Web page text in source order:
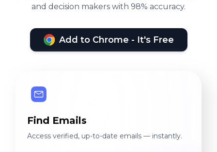
and decision makers with 98% accuracy.
Add to Chrome - It's Free
Find Emails
Access verified, up-to-date emails — instantly.